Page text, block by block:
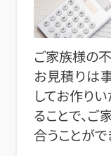
ご家族様の
お見積りは
してお作り
ることで、
合うことがで